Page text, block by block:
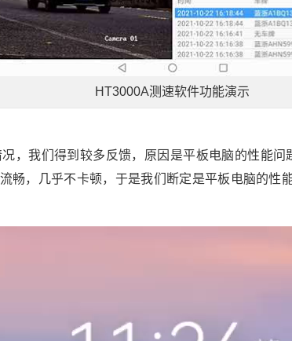
HT3000A测速软件功能演示
，我们得到较多反馈，原因是平板电脑的性能问
畅，几乎不卡顿，于是我们断定是平板电脑的性